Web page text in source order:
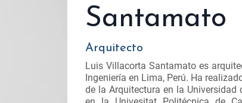
Santamato
Arquitecto
Luis Villacorta Santamato es
Ingeniería en Lima, Perú. Ha
de la Arquitectura en la